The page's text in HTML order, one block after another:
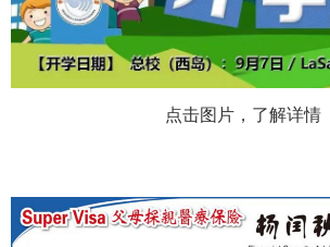
点击图片，了解详情